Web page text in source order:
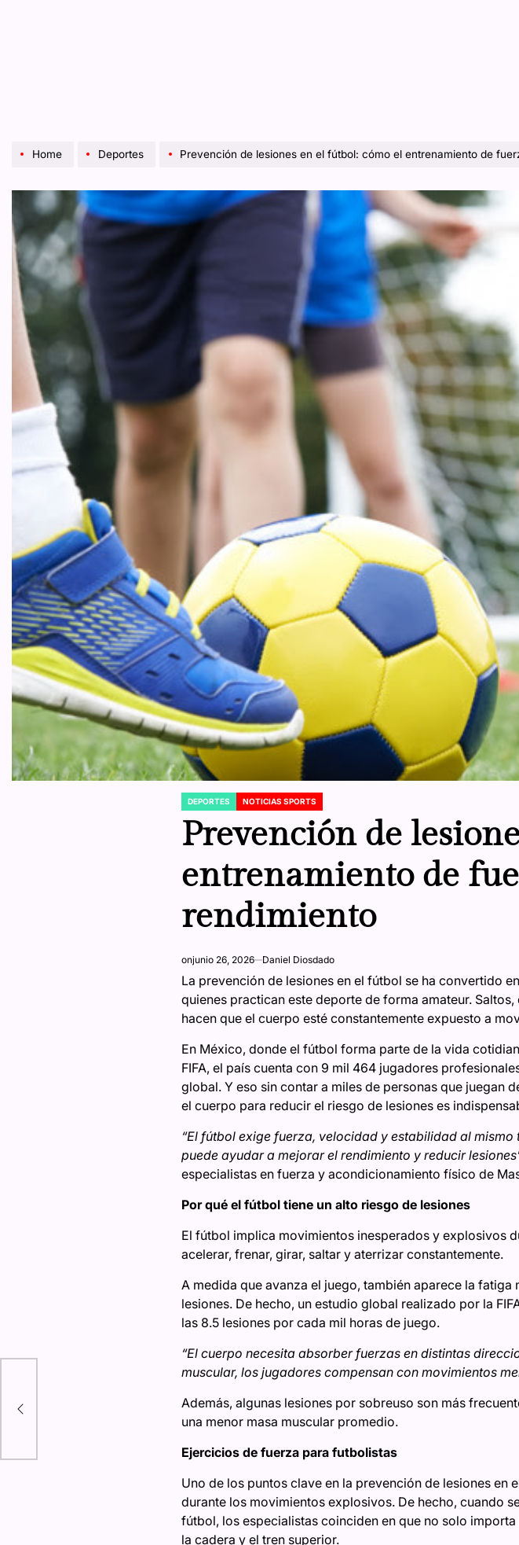
Home Deportes Prevención de lesiones en el fútbol: cómo el entrenamiento de fuerza ayuda a mejorar el
POSTED
DEPORTES NOTICIAS SPORTS
Prevención de
entrenamiento de
rendimiento
onjunio 26, 2026 Daniel Diosdado
La prevención de lesiones en el fútbol se ha convertido
quienes practican este deporte de forma amateur.
hacen que el cuerpo esté constantemente expuesto a
En México, donde el fútbol forma parte de la vida
FIFA, el país cuenta con 9 mil 464 jugadores
global. Y eso sin contar a miles de personas que juegan
el cuerpo para reducir el riesgo de lesiones es
“El fútbol exige fuerza, velocidad y estabilidad al
puede ayudar a mejorar el rendimiento y reducir
especialistas en fuerza y acondicionamiento físico de
Por qué el fútbol tiene un alto riesgo de lesiones
El fútbol implica movimientos inesperados y explosivos
acelerar, frenar, girar, saltar y aterrizar constantemente.
A medida que avanza el juego, también aparece la
lesiones. De hecho, un estudio global realizado por la
las 8.5 lesiones por cada mil horas de juego.
“El cuerpo necesita absorber fuerzas en distintas
muscular, los jugadores compensan con movimientos
Además, algunas lesiones por sobreuso son más
una menor masa muscular promedio.
Ejercicios de fuerza para futbolistas
Uno de los puntos clave en la prevención de lesiones
durante los movimientos explosivos. De hecho, cuando
fútbol, los especialistas coinciden en que no solo
la cadera y el tren superior.